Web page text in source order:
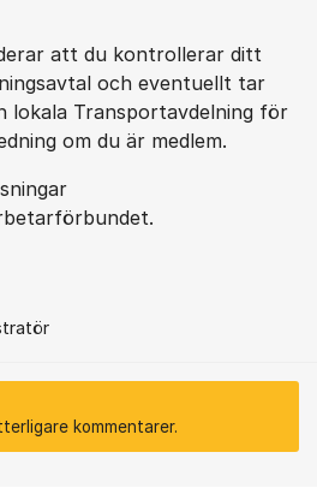
att du kontrollerar ditt
och eventuellt tar
lokala Transportavdelning för
om du är medlem.
kommentarer.